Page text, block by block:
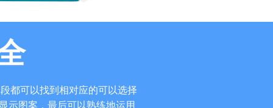
都可以找到相对应的可以选择
示图案，最后可以熟练地运用